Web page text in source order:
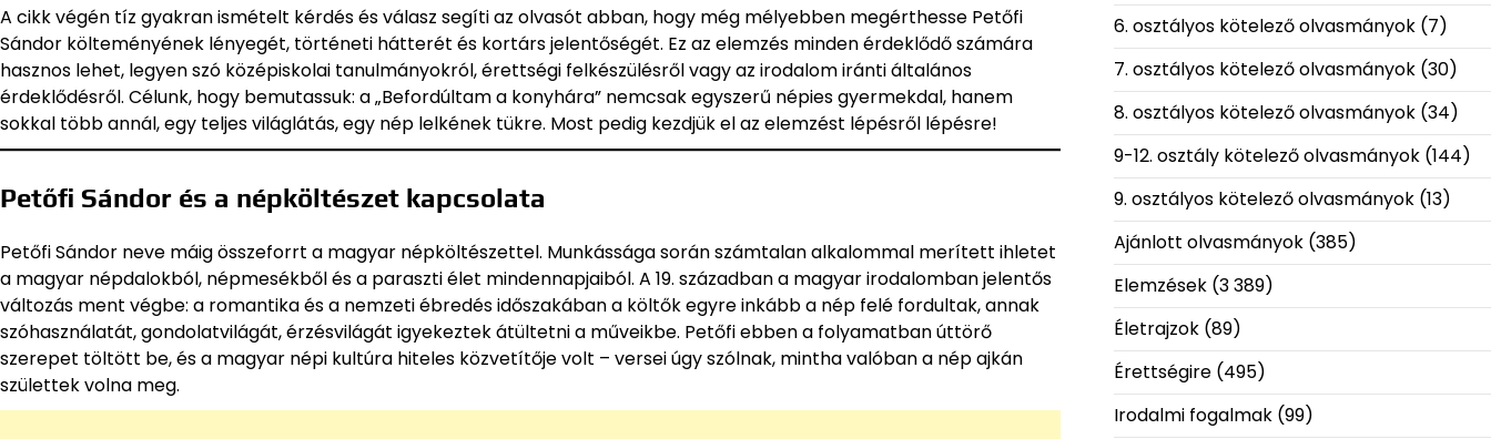
A cikk végén tíz gyakran ismételt kérdés és válasz segíti az olvasót abban, hogy még mélyebben megérthesse Petőfi
Sándor költeményének lényegét, történeti hátterét és kortárs jelentőségét. Ez az elemzés minden érdeklődő számára
hasznos lehet, legyen szó középiskolai tanulmányokról, érettségi felkészülésről vagy az irodalom iránti általános
érdeklődésről. Célunk, hogy bemutassuk: a „Befordúltam a konyhára” nemcsak egyszerű népies gyermekdal, hanem
sokkal több annál, egy teljes világlátás, egy nép lelkének tükre. Most pedig kezdjük el az elemzést lépésről lépésre!
Petőfi Sándor és a népköltészet kapcsolata
Petőfi Sándor neve máig összeforrt a magyar népköltészettel. Munkássága során számtalan alkalommal merített ihletet
a magyar népdalokból, népmesékből és a paraszti élet mindennapjaiból. A 19. században a magyar irodalomban jelentős
változás ment végbe: a romantika és a nemzeti ébredés időszakában a költők egyre inkább a nép felé fordultak, annak
szóhasználatát, gondolatvilágát, érzésvilágát igyekeztek átültetni a műveikbe. Petőfi ebben a folyamatban úttörő
szerepet töltött be, és a magyar népi kultúra hiteles közvetítője volt – versei úgy szólnak, mintha valóban a nép ajkán
születtek volna meg.
6. osztályos kötelező olvasmányok(7)
7. osztályos kötelező olvasmányok(30)
8. osztályos kötelező olvasmányok(34)
9-12. osztály kötelező olvasmányok(144)
9. osztályos kötelező olvasmányok(13)
Ajánlott olvasmányok(385)
Elemzések(3 389)
Életrajzok(89)
Érettségire(495)
Irodalmi fogalmak(99)